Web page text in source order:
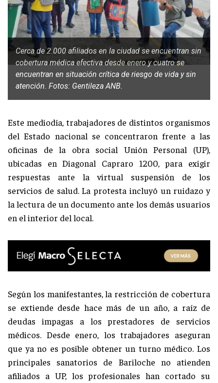
Cerca de 2.000 afiliados en la ciudad se encuentran sin
cobertura médica efectiva desde enero y cuatro se
encuentran en situación crítica de riesgo de vida y sin
atención. Fotos: Gentileza ANB.
Este mediodía, trabajadores de distintos organismos
del Estado nacional se concentraron frente a las
oficinas de la obra social Unión Personal (UP),
ubicadas en Diagonal Capraro 1200, para exigir
respuestas ante la virtual suspensión de los
servicios de salud. La protesta incluyó un ruidazo y
la lectura de un documento ante los demás usuarios
en el interior del local.
Según los manifestantes, la restricción de cobertura
se extiende desde hace más de un año, a raíz de
deudas impagas a los prestadores de servicios
médicos. Desde enero, los trabajadores aseguran
que ya no es posible obtener un turno médico. Los
principales sanatorios de Bariloche no atienden
afiliados a UP, los profesionales han cortado su